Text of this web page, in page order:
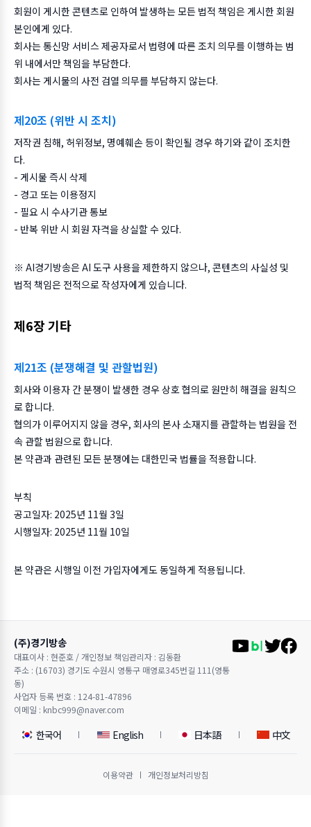
회원이 게시한 콘텐츠로 인하여 발생하는 모든 법적 책임은 게시한 회원
본인에게 있다.
회사는 통신망 서비스 제공자로서 법령에 따른 조치 의무를 이행하는 범
위 내에서만 책임을 부담한다.
회사는 게시물의 사전 검열 의무를 부담하지 않는다.
제20조 (위반 시 조치)
저작권 침해, 허위정보, 명예훼손 등이 확인될 경우 하기와 같이 조치한
다.
- 게시물 즉시 삭제
- 경고 또는 이용정지
- 필요 시 수사기관 통보
- 반복 위반 시 회원 자격을 상실할 수 있다.
※ AI경기방송은 AI 도구 사용을 제한하지 않으나, 콘텐츠의 사실성 및
법적 책임은 전적으로 작성자에게 있습니다.
제6장 기타
제21조 (분쟁해결 및 관할법원)
회사와 이용자 간 분쟁이 발생한 경우 상호 협의로 원만히 해결을 원칙으
로 합니다.
협의가 이루어지지 않을 경우, 회사의 본사 소재지를 관할하는 법원을 전
속 관할 법원으로 합니다.
본 약관과 관련된 모든 분쟁에는 대한민국 법률을 적용합니다.
부칙
공고일자: 2025년 11월 3일
시행일자: 2025년 11월 10일
본 약관은 시행일 이전 가입자에게도 동일하게 적용됩니다.
(주)경기방송
대표이사 : 현준호 / 개인정보 책임관리자 : 김동환
주소 : (16703) 경기도 수원시 영통구 매영로345번길 111(영통
동)
사업자 등록 번호 : 124-81-47896
이메일 : knbc999@naver.com
한국어 English 日本語 中文
이용약관 개인정보처리방침